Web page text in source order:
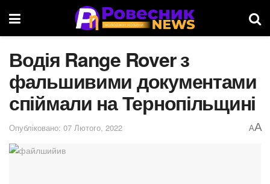
Водія Range Rover з
фальшивими документами
спіймали на Тернопільщині
Опубліковано: 07 Лютого, 2022 AA